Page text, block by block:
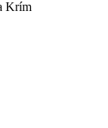
Krím